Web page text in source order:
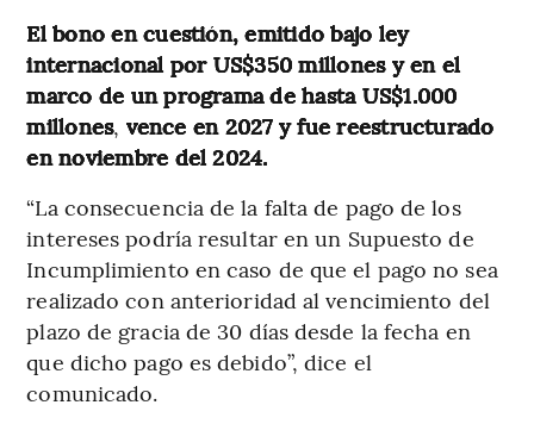
El bono en cuestión, emitido bajo ley
internacional por US$350 millones y en el
marco de un programa de hasta US$1.000
millones, vence en 2027 y fue reestructurado
en noviembre del 2024.
“La consecuencia de la falta de pago de los
intereses podría resultar en un Supuesto de
Incumplimiento en caso de que el pago no sea
realizado con anterioridad al vencimiento del
plazo de gracia de 30 días desde la fecha en
que dicho pago es debido”, dice el
comunicado.